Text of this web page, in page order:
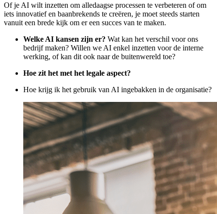
Of je AI wilt inzetten om alledaagse processen te verbeteren of om
iets innovatief en baanbrekends te creëren, je moet steeds starten
vanuit een brede kijk om er een succes van te maken.
Welke AI kansen zijn er? Wat kan het verschil voor ons
bedrijf maken? Willen we AI enkel inzetten voor de interne
werking, of kan dit ook naar de buitenwereld toe?
Hoe zit het met het legale aspect?
Hoe krijg ik het gebruik van AI ingebakken in de organisatie?